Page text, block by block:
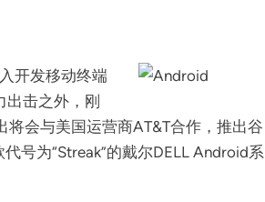
开发移动终端
击之外，刚
会与美国运营商AT&T合作，推出谷
号为“Streak”的戴尔DELL Android系